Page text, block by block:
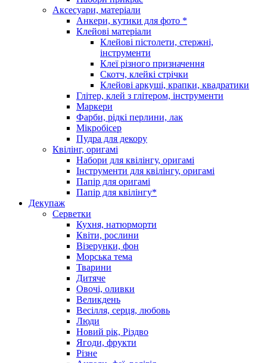
Аксесуари, матеріали
Анкери, кутики для фото *
Клейові матеріали
Клейові пістолети, стержні,
інструменти
Клеї різного призначення
Скотч, клейкі стрічки
Клейові аркуші, крапки, квадратики
Глітер, клей з глітером, інструменти
Маркери
Фарби, рідкі перлини, лак
Мікробісер
Пудра для декору
Квілінг, оригамі
Набори для квілінгу, оригамі
Інструменти для квілінгу, оригамі
Папір для оригамі
Папір для квілінгу*
Декупаж
Серветки
Кухня, натюрморти
Квіти, рослини
Візерунки, фон
Морська тема
Тварини
Дитяче
Овочі, оливки
Великдень
Весілля, серця, любовь
Люди
Новий рік, Різдво
Ягоди, фрукти
Різне